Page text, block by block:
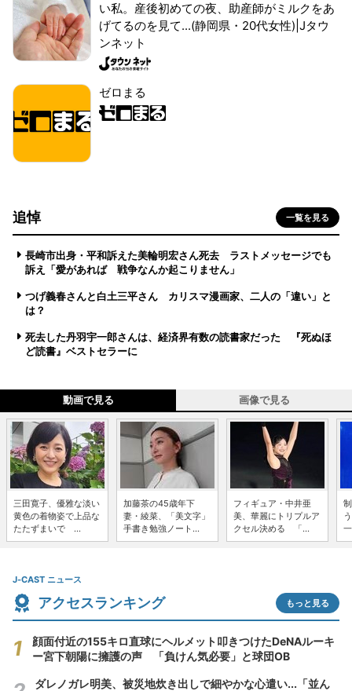
い私。産後初めての夜、助産師がミルクをあ
げてるのを見て...(静岡県・20代女性)|Jタウ
ンネット
ゼロまる
追悼 一覧を見る
長崎市出身・平和訴えた美輪明宏さん死去 ラストメッセージでも
訴え「愛があれば 戦争なんか起こりません」
つげ義春さんと白土三平さん カリスマ漫画家、二人の「違い」と
は？
死去した丹羽宇一郎さんは、経済界有数の読書家だった 『死ぬほ
ど読書』ベストセラーに
動画で見る 画像で見る
三田寛子、優雅な淡い
黄色の着物姿で上品な
たたずまいで ...
加藤茶の45歳年下
妻・綾菜、「美文字」
手書き勉強ノート...
フィギュア・中井亜
美、華麗にトリプルア
クセル決める 「...
J-CAST ニュース
アクセスランキング もっと見る
顔面付近の155キロ直球にヘルメット叩きつけたDeNAルーキ
ー宮下朝陽に擁護の声 「負けん気必要」と球団OB
ダレノガレ明美、被災地炊き出しで細やかな心遣い...「並ん